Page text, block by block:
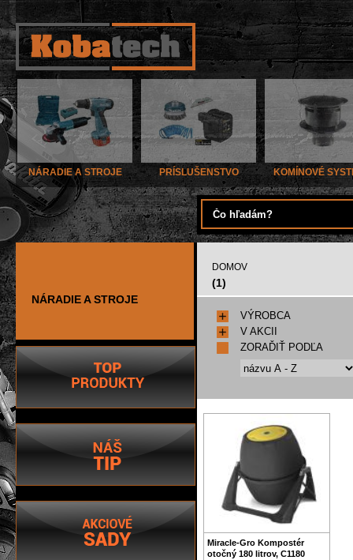
NÁRADIE A STROJE PRÍSLUŠENSTVO KOMÍNOVÉ
NÁRADIE A STROJE
DOMOV
(1)
VÝROBCA
V AKCII
ZORAĎIŤ PODĽA
Miracle-Gro Kompostér
otočný 180 litrov, C1180